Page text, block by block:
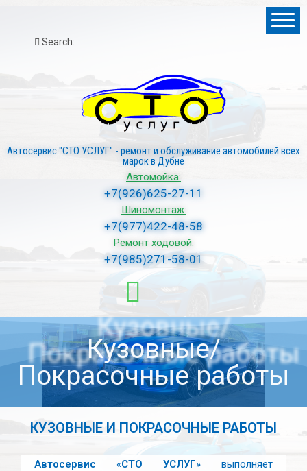
Search:
Автосервис "СТО УСЛУГ" - ремонт и обслуживание автомобилей всех
марок в Дубне
Автомойка:
+7(926)625-27-11
Шиномонтаж:
+7(977)422-48-58
Ремонт ходовой:
+7(985)271-58-01
Кузовные/
Покрасочные работы
КУЗОВНЫЕ И ПОКРАСОЧНЫЕ РАБОТЫ
Автосервис «СТО УСЛУГ» выполняет